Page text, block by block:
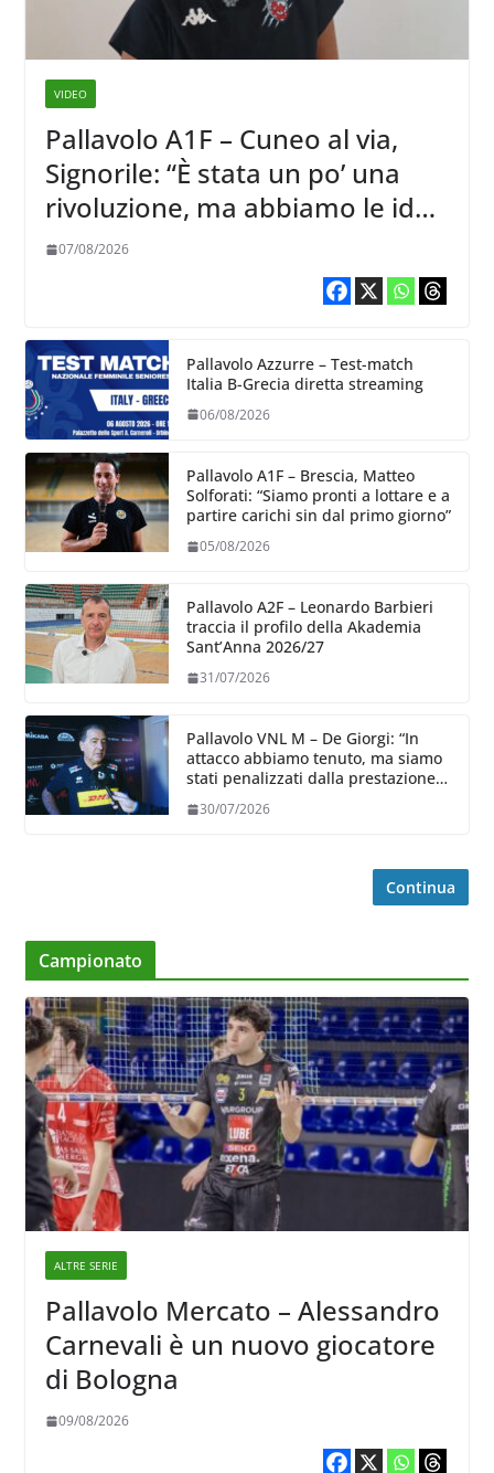
VIDEO
Pallavolo A1F – Cuneo al via,
Signorile: “È stata un po’ una
rivoluzione, ma abbiamo le idee
chiare siu cosa vogliamo fare”
07/08/2026
Pallavolo Azzurre – Test-match
Italia B-Grecia diretta streaming
06/08/2026
Pallavolo A1F – Brescia, Matteo
Solforati: “Siamo pronti a lottare e a
partire carichi sin dal primo giorno”
05/08/2026
Pallavolo A2F – Leonardo Barbieri
traccia il profilo della Akademia
Sant’Anna 2026/27
31/07/2026
Pallavolo VNL M – De Giorgi: “In
attacco abbiamo tenuto, ma siamo
stati penalizzati dalla prestazione
30/07/2026
Continua
Campionato
ALTRE SERIE
Pallavolo Mercato – Alessandro
Carnevali è un nuovo giocatore
di Bologna
09/08/2026